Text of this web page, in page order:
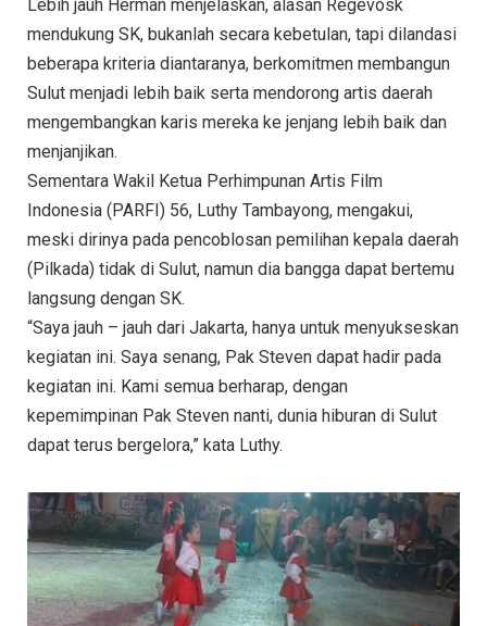
Lebih jauh Herman menjelaskan, alasan Regevosk
mendukung SK, bukanlah secara kebetulan, tapi dilandasi
beberapa kriteria diantaranya, berkomitmen membangun
Sulut menjadi lebih baik serta mendorong artis daerah
mengembangkan karis mereka ke jenjang lebih baik dan
menjanjikan.
Sementara Wakil Ketua Perhimpunan Artis Film
Indonesia (PARFI) 56, Luthy Tambayong, mengakui,
meski dirinya pada pencoblosan pemilihan kepala daerah
(Pilkada) tidak di Sulut, namun dia bangga dapat bertemu
langsung dengan SK.
“Saya jauh – jauh dari Jakarta, hanya untuk menyukseskan
kegiatan ini. Saya senang, Pak Steven dapat hadir pada
kegiatan ini. Kami semua berharap, dengan
kepemimpinan Pak Steven nanti, dunia hiburan di Sulut
dapat terus bergelora,” kata Luthy.